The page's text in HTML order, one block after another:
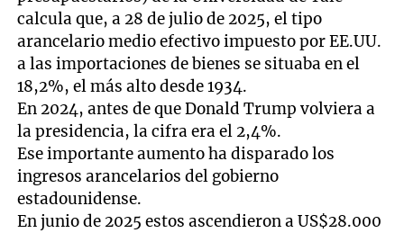
calcula que, a 28 de julio de 2025, el tipo
arancelario medio efectivo impuesto por EE.UU.
a las importaciones de bienes se situaba en el
18,2%, el más alto desde 1934.
En 2024, antes de que Donald Trump volviera a
la presidencia, la cifra era el 2,4%.
Ese importante aumento ha disparado los
ingresos arancelarios del gobierno
estadounidense.
En junio de 2025 estos ascendieron a US$28.000